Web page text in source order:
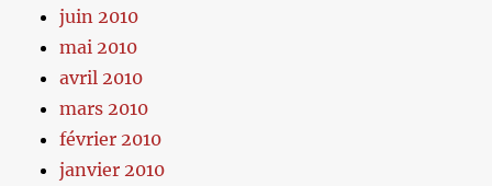
juin 2010
mai 2010
avril 2010
mars 2010
février 2010
janvier 2010